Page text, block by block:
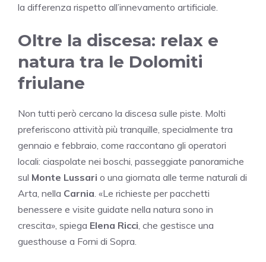
la differenza rispetto all’innevamento artificiale.
Oltre la discesa: relax e
natura tra le Dolomiti
friulane
Non tutti però cercano la discesa sulle piste. Molti
preferiscono attività più tranquille, specialmente tra
gennaio e febbraio, come raccontano gli operatori
locali: ciaspolate nei boschi, passeggiate panoramiche
sul Monte Lussari o una giornata alle terme naturali di
Arta, nella Carnia . «Le richieste per pacchetti
benessere e visite guidate nella natura sono in
crescita», spiega Elena Ricci , che gestisce una
guesthouse a Forni di Sopra.